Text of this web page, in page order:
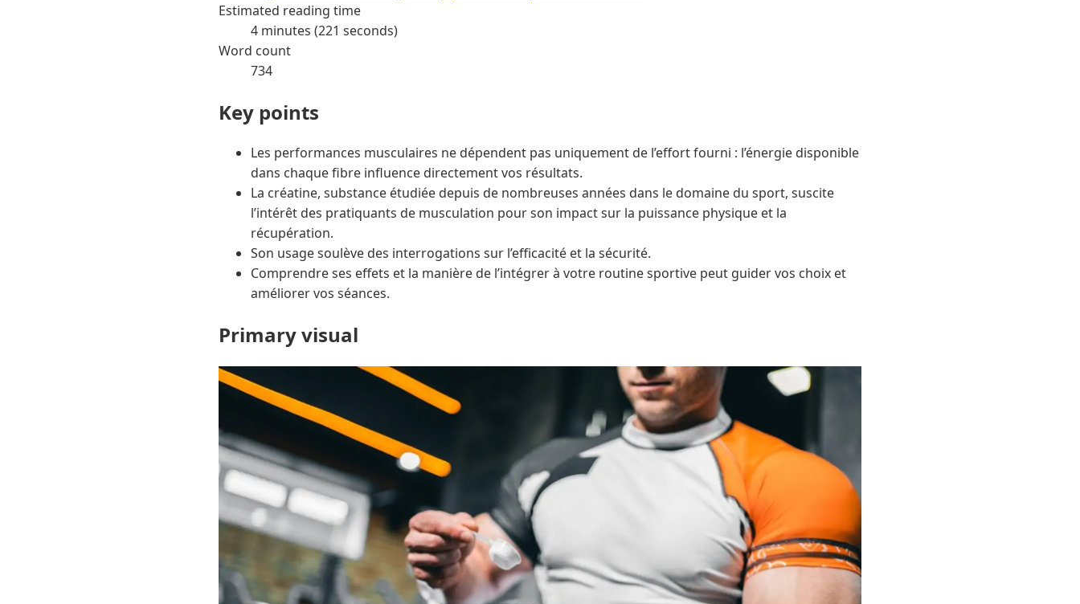
Estimated reading time
4 minutes (221 seconds)
Word count
734
Key points
Les performances musculaires ne dépendent pas uniquement de l’effort fourni : l’énergie disponible
dans chaque fibre influence directement vos résultats.
La créatine, substance étudiée depuis de nombreuses années dans le domaine du sport, suscite
l’intérêt des pratiquants de musculation pour son impact sur la puissance physique et la
récupération.
Son usage soulève des interrogations sur l’efficacité et la sécurité.
Comprendre ses effets et la manière de l’intégrer à votre routine sportive peut guider vos choix et
améliorer vos séances.
Primary visual